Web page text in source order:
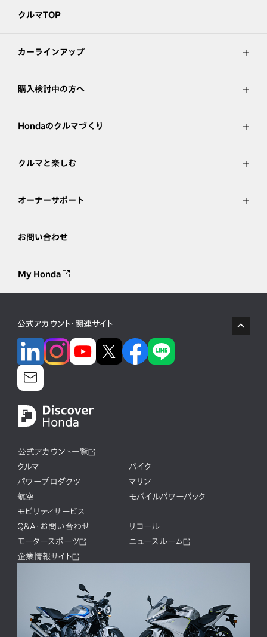
クルマTOP
カーラインアップ
購入検討中の方へ
Hondaのクルマづくり
クルマと楽しむ
オーナーサポート
お問い合わせ
My Honda
公式アカウント・関連サイト
公式アカウント一覧
クルマ
バイク
パワープロダクツ
マリン
航空
モバイルパワーパック
モビリティサービス
Q&A・お問い合わせ
リコール
モータースポーツ
ニュースルーム
企業情報サイト